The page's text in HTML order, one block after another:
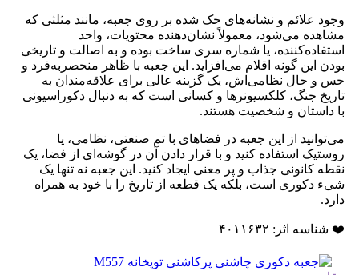
وجود علائم و نشانه‌های حک شده بر روی جعبه، مانند مثلثی که
مشاهده می‌شود، معمولاً نشان‌دهنده محتویات، واحد
استفاده‌کننده، یا شماره سری ساخت بوده و به اصالت و تاریخی
بودن این گونه اقلام می‌افزاید. این جعبه با ظاهر منحصربه‌فرد و
حس و حال نظامی‌اش، یک گزینه عالی برای علاقه‌مندان به
تاریخ جنگ، کلکسیونرها و کسانی است که به دنبال دکوراسیونی
با داستان و شخصیت هستند.
می‌توانید از این جعبه در فضاهای با تم صنعتی، نظامی، یا
روستیک استفاده کنید و با قرار دادن آن در گوشه‌ای از فضا، یک
نقطه کانونی جذاب و پر معنی ایجاد کنید. این جعبه نه تنها یک
شیء دکوری است، بلکه یک قطعه از تاریخ را با خود به همراه
دارد.
❤️ شناسه اثر: ۴۰۱۱۶۳۲